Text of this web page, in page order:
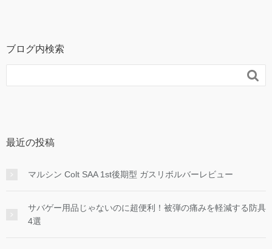
ブログ内検索

最近の投稿
マルシン Colt SAA 1st後期型 ガスリボルバーレビュー
サバゲー用品じゃないのに超便利！被弾の痛みを軽減する防具
4選